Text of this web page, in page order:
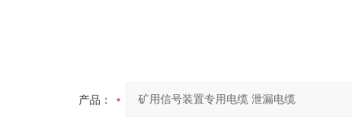
产品：